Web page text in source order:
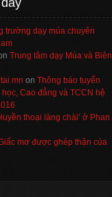
trường dạy múa chuyên
Trung tâm dạy Múa và Biên
mn on Thông báo tuyển
Cao đẳng và TCCN hệ
thoại làng chài’ ở Phan
mơ được ghép thận của